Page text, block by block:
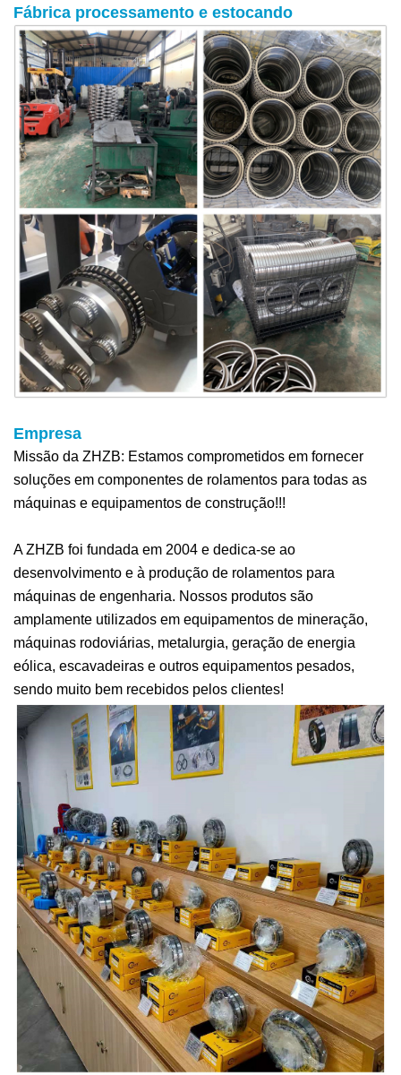
Fábrica processamento e estocando
Empresa
Missão da ZHZB: Estamos comprometidos em fornecer
soluções em componentes de rolamentos para todas as
máquinas e equipamentos de construção!!!
A ZHZB foi fundada em 2004 e dedica-se ao
desenvolvimento e à produção de rolamentos para
máquinas de engenharia. Nossos produtos são
amplamente utilizados em equipamentos de mineração,
máquinas rodoviárias, metalurgia, geração de energia
eólica, escavadeiras e outros equipamentos pesados,
sendo muito bem recebidos pelos clientes!